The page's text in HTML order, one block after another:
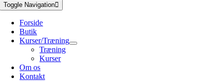
Toggle Navigation
Forside
Butik
Kurser/Træning
Træning
Kurser
Om os
Kontakt